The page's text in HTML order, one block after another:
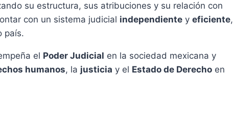
su estructura, sus atribuciones y su relación con
con un sistema judicial independiente y eficiente,
país.
el Poder Judicial en la sociedad mexicana y
humanos, la justicia y el Estado de Derecho en